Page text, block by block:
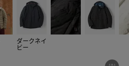
ダークネイ
ビー